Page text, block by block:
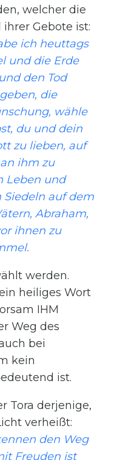
welcher die
Gebote ist:
ich heuttags
und die Erde
den Tod
die
wähle
du und dein
zu lieben, auf
ihm zu
Leben und
Siedeln auf dem
Abraham,
ihnen zu
werden.
heiliges Wort
IHM
Weg des
bei
kein
ist.
Tora derjenige,
verheißt:
den Weg
Freuden ist